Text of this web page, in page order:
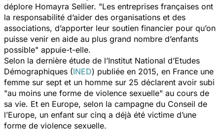
déplore Homayra Sellier. "Les entreprises françaises ont
la responsabilité d’aider des organisations et des
associations, d’apporter leur soutien financier pour qu’on
puisse venir en aide au plus grand nombre d’enfants
possible" appuie-t-elle.
Selon la dernière étude de l’Institut National d’Etudes
Démographiques (INED) publiée en 2015, en France une
femme sur sept et un homme sur 25 déclarent avoir subi
"au moins une forme de violence sexuelle" au cours de
sa vie. Et en Europe, selon la campagne du Conseil de
l’Europe, un enfant sur cinq a déjà été victime d’une
forme de violence sexuelle.